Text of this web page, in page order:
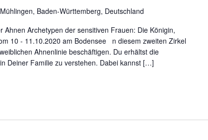
Baden-Württemberg, Deutschland
Archetypen der sensitiven Frauen: Die Königin,
10 - 11.10.2020 am Bodensee n diesem zweiten Zirkel
Ahnenlinie beschäftigen. Du erhältst die
Deiner Familie zu verstehen. Dabei kannst […]